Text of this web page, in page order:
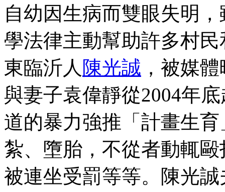
自幼因生病而雙眼失明
學法律主動幫助許多村
東臨沂人 陳光誠 ，被媒
與妻子袁偉靜從2004年
道的暴力強推「計畫生
紮、墮胎，不從者動輒
被連坐受罰等等。陳光